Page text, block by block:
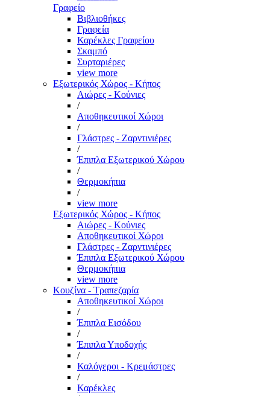
Γραφείο
Βιβλιοθήκες
Γραφεία
Καρέκλες Γραφείου
Σκαμπό
Συρταριέρες
view more
Εξωτερικός Χώρος - Κήπος
Αιώρες - Κούνιες
/
Αποθηκευτικοί Χώροι
/
Γλάστρες - Ζαρντινιέρες
/
Έπιπλα Εξωτερικού Χώρου
/
Θερμοκήπια
/
view more
Εξωτερικός Χώρος - Κήπος
Αιώρες - Κούνιες
Αποθηκευτικοί Χώροι
Γλάστρες - Ζαρντινιέρες
Έπιπλα Εξωτερικού Χώρου
Θερμοκήπια
view more
Κουζίνα - Τραπεζαρία
Αποθηκευτικοί Χώροι
/
Έπιπλα Εισόδου
/
Έπιπλα Υποδοχής
/
Καλόγεροι - Κρεμάστρες
/
Καρέκλες